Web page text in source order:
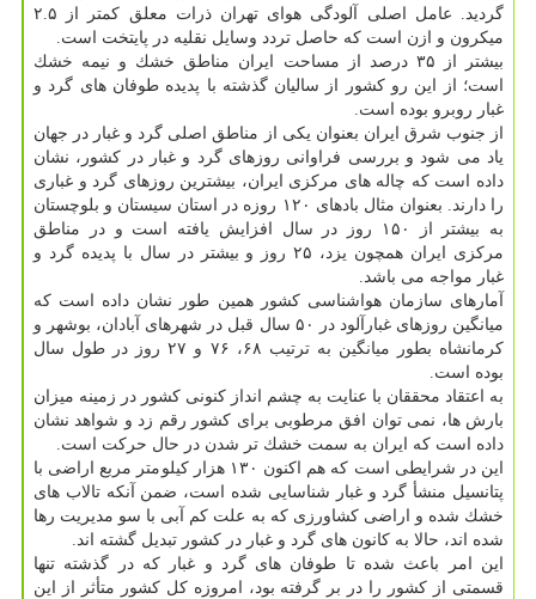
گردید. عامل اصلی آلودگی هوای تهران ذرات معلق كمتر از ۲.۵
میكرون و ازن است كه حاصل تردد وسایل نقلیه در پایتخت است.
بیشتر از ۳۵ درصد از مساحت ایران مناطق خشك و نیمه خشك
است؛ از این رو كشور از سالیان گذشته با پدیده طوفان های گرد و
غبار روبرو بوده است.
از جنوب شرق ایران بعنوان یكی از مناطق اصلی گرد و غبار در جهان
یاد می شود و بررسی فراوانی روزهای گرد و غبار در كشور، نشان
داده است كه چاله های مركزی ایران، بیشترین روزهای گرد و غباری
را دارند. بعنوان مثال بادهای ۱۲۰ روزه در استان سیستان و بلوچستان
به بیشتر از ۱۵۰ روز در سال افزایش یافته است و در مناطق
مركزی ایران همچون یزد، ۲۵ روز و بیشتر در سال با پدیده گرد و
غبار مواجه می باشد.
آمارهای سازمان هواشناسی كشور همین طور نشان داده است كه
میانگین روزهای غبارآلود در ۵۰ سال قبل در شهرهای آبادان، بوشهر و
كرمانشاه بطور میانگین به ترتیب ۶۸، ۷۶ و ۲۷ روز در طول سال
بوده است.
به اعتقاد محققان با عنایت به چشم انداز كنونی كشور در زمینه میزان
بارش ها، نمی توان افق مرطوبی برای كشور رقم زد و شواهد نشان
داده است كه ایران به سمت خشك تر شدن در حال حركت است.
این در شرایطی است كه هم اكنون ۱۳۰ هزار كیلومتر مربع اراضی با
پتانسیل منشأ گرد و غبار شناسایی شده است، ضمن آنكه تالاب های
خشك شده و اراضی كشاورزی كه به علت كم آبی با سو مدیریت رها
شده اند، حالا به كانون های گرد و غبار در كشور تبدیل گشته اند.
این امر باعث شده تا طوفان های گرد و غبار كه در گذشته تنها
قسمتی از كشور را در بر گرفته بود، امروزه كل كشور متأثر از این